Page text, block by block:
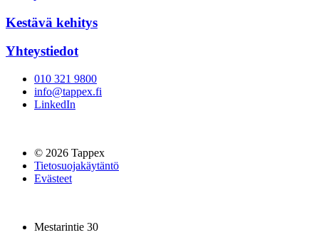
Kestävä kehitys
Yhteystiedot
010 321 9800
info@tappex.fi
LinkedIn
© 2026 Tappex
Tietosuojakäytäntö
Evästeet
Mestarintie 30